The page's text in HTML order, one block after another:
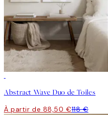
Abstract Wave Duo de Toiles
À partir de 88,50 €118 €